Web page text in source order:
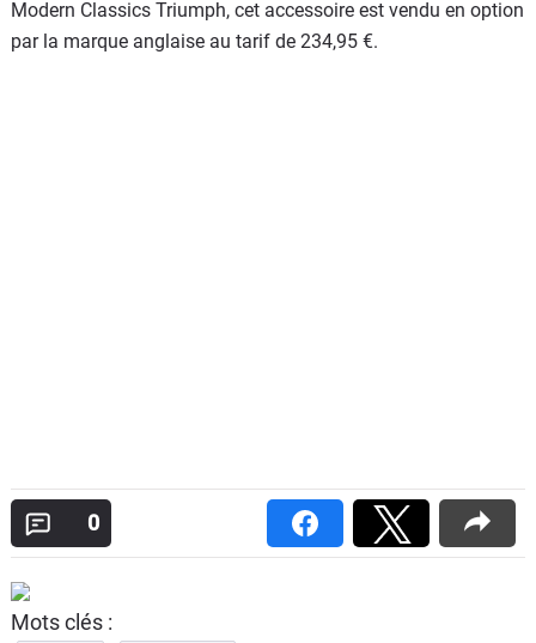
Modern Classics Triumph, cet accessoire est vendu en option
par la marque anglaise au tarif de 234,95 €.
0
Mots clés :